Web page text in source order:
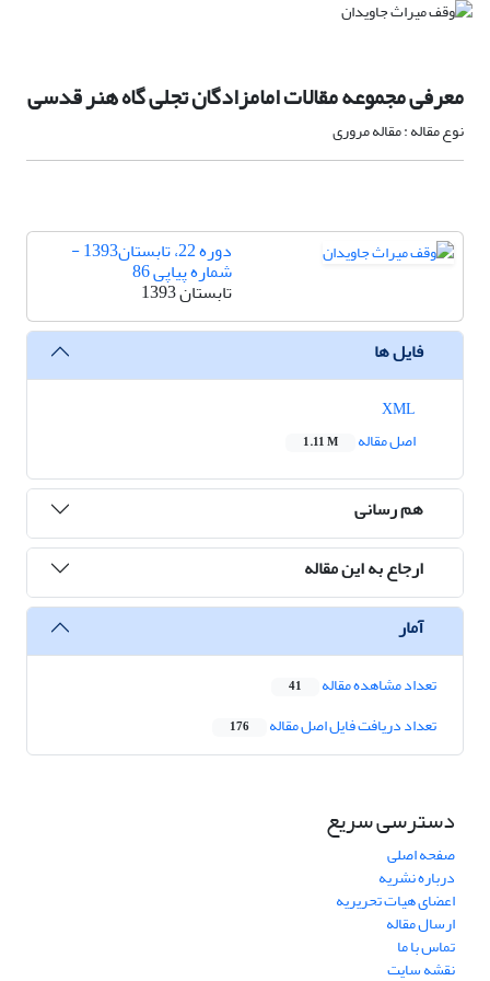
معرفی مجموعه مقالات امامزادگان تجلی گاه هنر قدسی
نوع مقاله : مقاله مروری
دوره 22، تابستان1393 -
شماره پیاپی 86
تابستان 1393
فایل ها
اصل مقاله
1.11 M
هم رسانی
ارجاع به این مقاله
آمار
تعداد مشاهده مقاله 41
تعداد دریافت فایل اصل مقاله 176
دسترسی سریع
صفحه اصلی
درباره نشریه
اعضای هیات تحریریه
ارسال مقاله
تماس با ما
نقشه سایت